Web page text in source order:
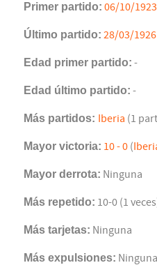
Primer partido: 06/10/1923
Último partido: 28/03/1926
Edad primer partido: -
Edad último partido: -
Más partidos: Iberia (1
Mayor victoria: 10 - 0 (
Mayor derrota: Ninguna
Más repetido: 10-0 (1
Más tarjetas: Ninguna
Más expulsiones: Ninguna